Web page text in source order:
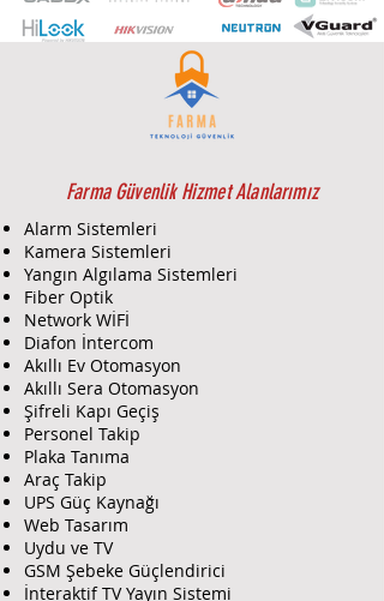
BLC/HLC/DWDR, 2DNR, OSD, AWB,
AGC, ICR 4 in 1
(HDCVI/HDTVI/AHD/CVBS) IP67,
25fps@1080p, Dahili Mikrofon
Farma Güvenlik Hizmet Alanlarımız
Alarm Sistemleri
Kamera Sistemleri
Yangın Algılama Sistemleri
Fiber Optik
Network WİFİ
Diafon İntercom
Akıllı Ev Otomasyon
Akıllı Sera Otomasyon
Şifreli Kapı Geçiş
Personel Takip
Plaka Tanıma
Araç Takip
UPS Güç Kaynağı
Web Tasarım
Uydu ve TV
GSM Şebeke Güçlendirici
İnteraktif TV Yayın Sistemi